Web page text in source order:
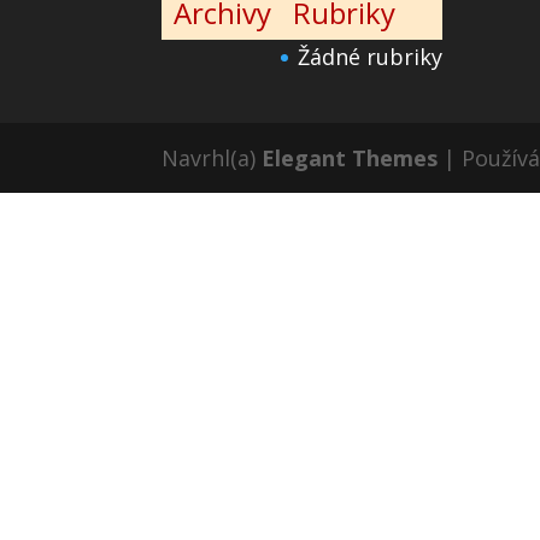
Archivy Rubriky
Žádné rubriky
Navrhl(a) Elegant Themes |